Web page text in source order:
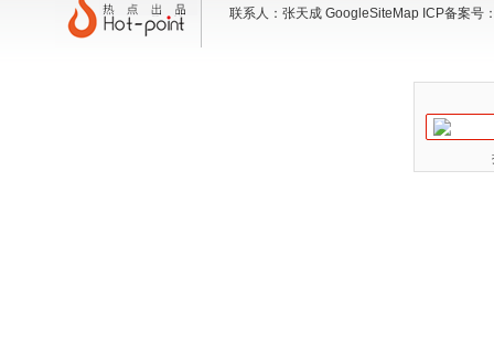
联系人：张天成 GoogleSiteMap ICP备案号